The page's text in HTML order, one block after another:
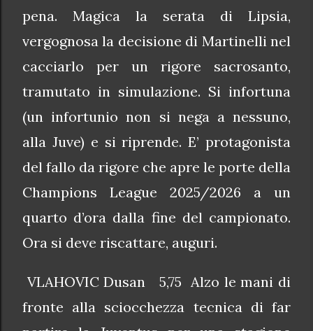
pena. Magica la serata di Lipsia,
vergognosa la decisione di Martinelli nel
cacciarlo per un rigore sacrosanto,
tramutato in simulazione. Si infortuna
(un infortunio non si nega a nessuno,
alla Juve) e si riprende. E’ protagonista
del fallo da rigore che apre le porte della
Champions League 2025/2026 a un
quarto d’ora dalla fine del campionato.
Ora si deve riscattare, auguri.
VLAHOVIC Dusan 5,75 Alzo le mani di
fronte alla sciocchezza tecnica di far